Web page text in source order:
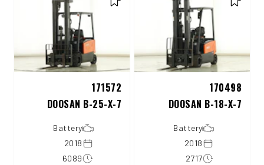
170498
DOOSAN B-18-X-7
Battery
2018
2717
171572
DOOSAN B-25-X-7
Battery
2018
6089